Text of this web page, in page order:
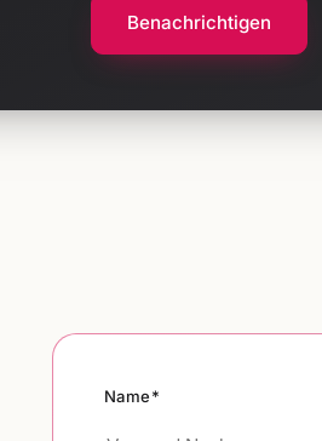
Benachrichtigen
Name*